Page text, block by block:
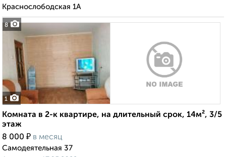
8
Краснослободская 1А
1
Комната в 2-к квартире, на длительный срок, 14м², 3/5
этаж
8 000 ₽ в месяц
Самодеятельная 37